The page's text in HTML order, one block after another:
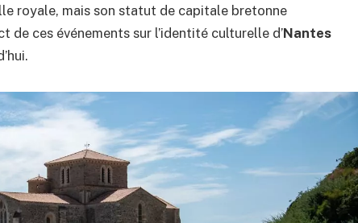
royale, mais son statut de capitale bretonne
de ces événements sur l’identité culturelle d’Nantes